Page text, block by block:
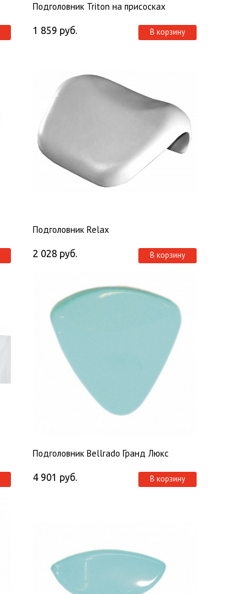
Подголовник Triton на присосках
1 859 руб. В корзину
Подголовник Relax
2 028 руб. В корзину
Подголовник Bellrado Гранд Люкс
4 901 руб. В корзину